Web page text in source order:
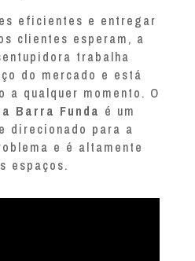
eficientes e entregar
clientes esperam, a
trabalha
do mercado e está
a qualquer momento. O
Barra Funda é um
direcionado para a
e é altamente
espaços.